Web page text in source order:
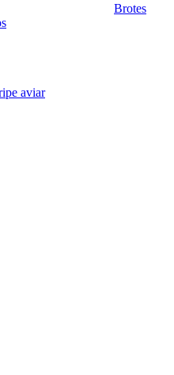
Brotes
aviarA(H5N1) notificado